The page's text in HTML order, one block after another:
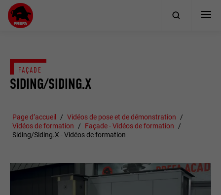
SIDING/SIDING.X
FAÇADE
Page d’accueil
Vidéos de pose et de démonstration
Vidéos de formation
Façade - Vidéos de formation
Siding/Siding.X - Vidéos de formation